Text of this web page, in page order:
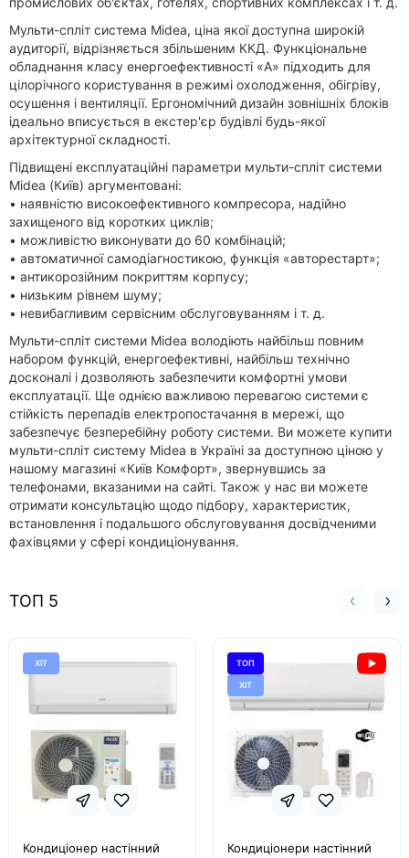
Мульти-спліт система Midea, ціна якої доступна широкій
аудиторії, відрізняється збільшеним ККД. Функціональне
обладнання класу енергоефективності «А» підходить для
цілорічного користування в режимі охолодження, обігріву,
осушення і вентиляції. Ергономічний дизайн зовнішніх блоків
ідеально вписується в екстер'єр будівлі будь-якої
архітектурної складності.
Підвищені експлуатаційні параметри мульти-спліт системи
Midea (Київ) аргументовані:
• наявністю високоефективного компресора, надійно
захищеного від коротких циклів;
• можливістю виконувати до 60 комбінацій;
• автоматичної самодіагностикою, функція «авторестарт»;
• антикорозійним покриттям корпусу;
• низьким рівнем шуму;
• невибагливим сервісним обслуговуванням і т. д.
Мульти-спліт системи Midea володіють найбільш повним
набором функцій, енергоефективні, найбільш технічно
досконалі і дозволяють забезпечити комфортні умови
експлуатації. Ще однією важливою перевагою системи є
стійкість перепадів електропостачання в мережі, що
забезпечує безперебійну роботу системи. Ви можете купити
мульти-спліт систему Midea в Україні за доступною ціною у
нашому магазині «Київ Комфорт», звернувшись за
телефонами, вказаними на сайті. Також у нас ви можете
отримати консультацію щодо підбору, характеристик,
встановлення і подальшого обслуговування досвідченими
фахівцями у сфері кондиціонування.
ТОП 5
ХІТ
Кондиціонер настінний
ТОП
ХІТ
Кондиціонери настінний